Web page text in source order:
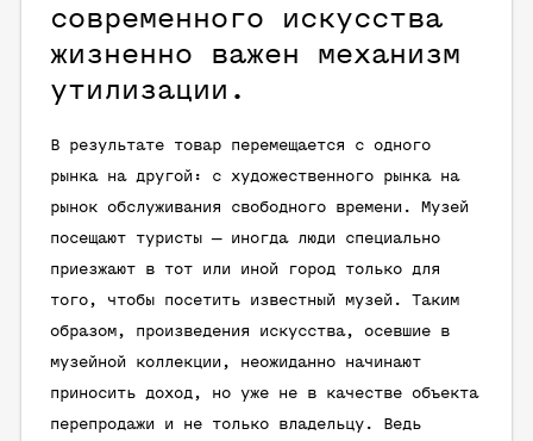
современного искусства
жизненно важен механизм
утилизации.
В результате товар перемещается с одного
рынка на другой: с художественного рынка на
рынок обслуживания свободного времени. Музей
посещают туристы — иногда люди специально
приезжают в тот или иной город только для
того, чтобы посетить известный музей. Таким
образом, произведения искусства, осевшие в
музейной коллекции, неожиданно начинают
приносить доход, но уже не в качестве объекта
перепродажи и не только владельцу. Ведь